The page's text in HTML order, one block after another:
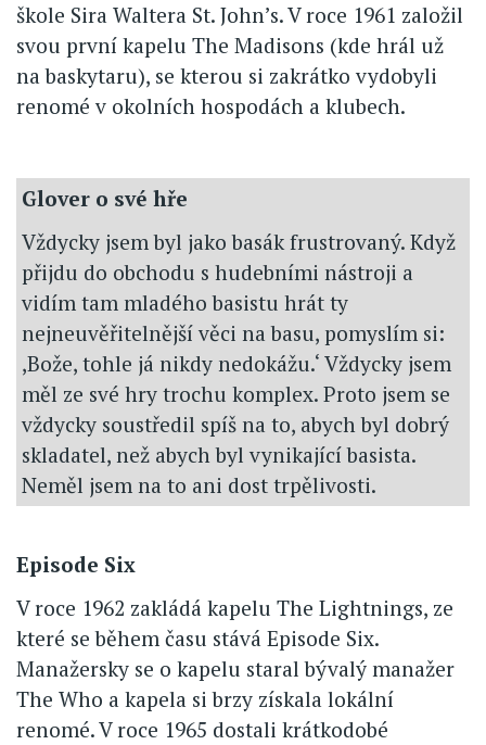
škole Sira Waltera St. John’s. V roce 1961 založil
svou první kapelu The Madisons (kde hrál už
na baskytaru), se kterou si zakrátko vydobyli
renomé v okolních hospodách a klubech.
Glover o své hře
Vždycky jsem byl jako basák frustrovaný. Když
přijdu do obchodu s hudebními nástroji a
vidím tam mladého basistu hrát ty
nejneuvěřitelnější věci na basu, pomyslím si:
,Bože, tohle já nikdy nedokážu.‘ Vždycky jsem
měl ze své hry trochu komplex. Proto jsem se
vždycky soustředil spíš na to, abych byl dobrý
skladatel, než abych byl vynikající basista.
Neměl jsem na to ani dost trpělivosti.
Episode Six
V roce 1962 zakládá kapelu The Lightnings, ze
které se během času stává Episode Six.
Manažersky se o kapelu staral bývalý manažer
The Who a kapela si brzy získala lokální
renomé. V roce 1965 dostali krátkodobé